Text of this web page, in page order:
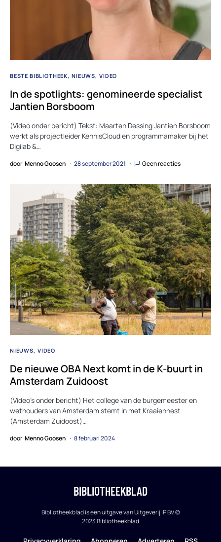
BESTE BIBLIOTHEEK NIEUWS VIDEO
In de spotlights: genomineerde specialist
Jantien Borsboom
(Video onder bericht) Tekst: Maarten Dessing Jantien Borsboom
werkt als projectleider KennisCloud en programmamaker bij het
Digilab &…
door Menno Goosen 28 september 2021 Geen reacties
NIEUWS VIDEO
De nieuwe OBA Next komt in de K-buurt in
Amsterdam Zuidoost
(Video’s onder bericht) Het college van de burgemeester en
wethouders van Amsterdam stemt in met Kraaiennest
(Amsterdam Zuidoost)…
door Menno Goosen 8 februari 2024
BIBLIOTHEEKBLAD
Bibliotheekblad is een uitgave van Uitgeverij IP BV ©
2023 Bibliotheekblad